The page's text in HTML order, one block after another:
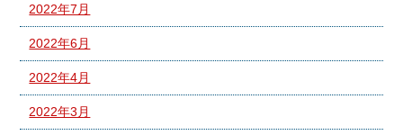
2022年7月
2022年6月
2022年4月
2022年3月